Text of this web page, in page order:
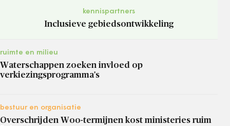
kennispartners
Inclusieve gebiedsontwikkeling
ruimte en milieu
Waterschappen zoeken invloed op
verkiezingsprogramma's
bestuur en organisatie
Overschrijden Woo-termijnen kost ministeries ruim